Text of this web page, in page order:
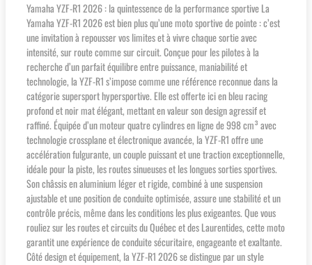
Yamaha YZF-R1 2026 : la quintessence de la performance sportive La
Yamaha YZF-R1 2026 est bien plus qu’une moto sportive de pointe : c’est
une invitation à repousser vos limites et à vivre chaque sortie avec
intensité, sur route comme sur circuit. Conçue pour les pilotes à la
recherche d’un parfait équilibre entre puissance, maniabilité et
technologie, la YZF-R1 s’impose comme une référence reconnue dans la
catégorie supersport hypersportive. Elle est offerte ici en bleu racing
profond et noir mat élégant, mettant en valeur son design agressif et
raffiné. Équipée d’un moteur quatre cylindres en ligne de 998 cm³ avec
technologie crossplane et électronique avancée, la YZF-R1 offre une
accélération fulgurante, un couple puissant et une traction exceptionnelle,
idéale pour la piste, les routes sinueuses et les longues sorties sportives.
Son châssis en aluminium léger et rigide, combiné à une suspension
ajustable et une position de conduite optimisée, assure une stabilité et un
contrôle précis, même dans les conditions les plus exigeantes. Que vous
rouliez sur les routes et circuits du Québec et des Laurentides, cette moto
garantit une expérience de conduite sécuritaire, engageante et exaltante.
Côté design et équipement, la YZF-R1 2026 se distingue par un style